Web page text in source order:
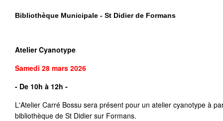
Bibliothèque Municipale - St Didier de Formans
Atelier Cyanotype
Samedi 28 mars 2026
- De 10h à 12h -
L'Atelier Carré Bossu sera présent pour un atelier cyanotype à
bibliothèque de St Didier sur Formans.